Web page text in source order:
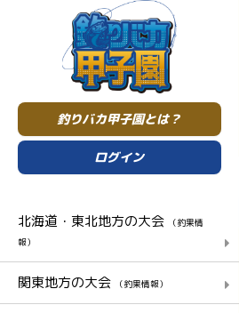
釣りバカ甲子園とは？
ログイン
北海道・東北地方の大会
（釣果情
報）
関東地方の大会 （釣果情報）